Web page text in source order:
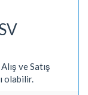
ve Satış
olabilir.